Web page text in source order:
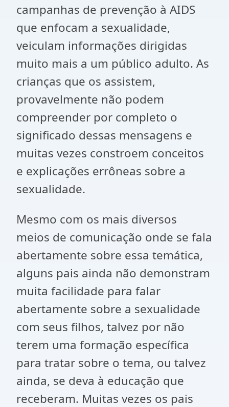
campanhas de prevenção à AIDS
que enfocam a sexualidade,
veiculam informações dirigidas
muito mais a um público adulto. As
crianças que os assistem,
provavelmente não podem
compreender por completo o
significado dessas mensagens e
muitas vezes constroem conceitos
e explicações errôneas sobre a
sexualidade.
Mesmo com os mais diversos
meios de comunicação onde se fala
abertamente sobre essa temática,
alguns pais ainda não demonstram
muita facilidade para falar
abertamente sobre a sexualidade
com seus filhos, talvez por não
terem uma formação específica
para tratar sobre o tema, ou talvez
ainda, se deva à educação que
receberam. Muitas vezes os pais